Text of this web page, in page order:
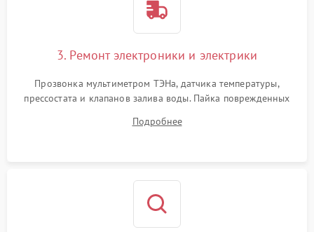
3. Ремонт электроники и электрики
Прозвонка мультиметром ТЭНа, датчика температуры,
прессостата и клапанов залива воды. Пайка поврежденных
Восстановление целостности проводки и контактов.
Подробнее